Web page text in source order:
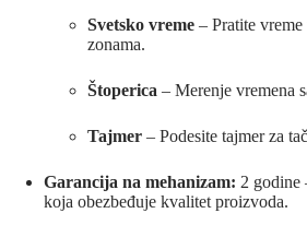
Svetsko vreme – Pratite
zonama.
Štoperica – Merenje vremena
Tajmer – Podesite tajmer za
Garancija na mehanizam: 2 godine
koja obezbeđuje kvalitet proizvoda.